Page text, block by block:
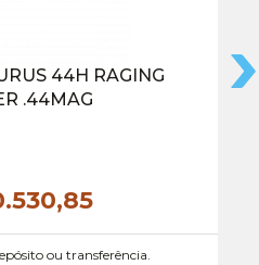
44H RAGING
.44MAG
85
ou transferência.